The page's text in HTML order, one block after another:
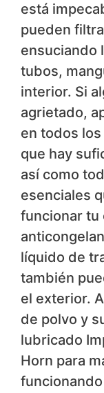
está
pueden
ensuciando
tubos,
interior. Si
agrietado,
en todos
que hay
así como
esenciales
funcionar tu
líquido de
también
el exterior.
de polvo y
lubricado
Horn para